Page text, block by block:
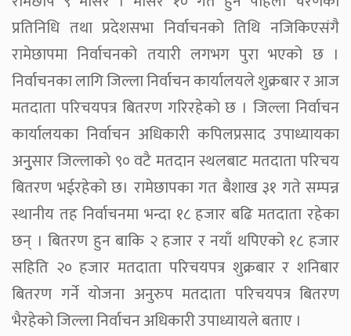
प्रतिनिधि तथा प्रदेशसभा निर्वाचनको तिथि नजिकिएसंगै
रामेछापमा निर्वाचनको तयारी लगभग पुरा भएको छ ।
निर्वाचनका लागि जिल्ला निर्वाचन कार्यालयले शुक्रबार र आज
मतदाता परिचयपत्र बितरण गरिरहेको छ । जिल्ला निर्वाचन
कार्यालयका निर्वाचन अधिकारी कपिलप्रसाद उपाध्यायका
अनुुसार जिल्लाको ९० वटै मतदान स्थलबाट मतदाता परिचय
बितरण भईरहेको छ। रामेछापका गत बैशाख ३१ गते सम्पन्न
स्थानीय तह निर्वाचनमा भन्दा १८ हजार बढि मतदाता रहेका
छन् । बितरण हुन बाकि २ हजार र नयाँ थपिएको १८ हजार
सहिति २० हजार मतदाता परिचयपत्र शुक्रबार र शनिबार
बितरण गर्ने योजना अनुरुप मतदाता परिचयपत्र बितरण
भैरहेको जिल्ला निर्वाचन अधिकारी उपाध्यायले बताए ।